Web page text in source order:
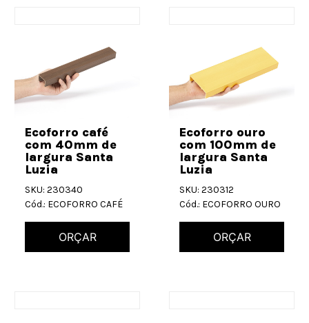
Ecoforro café
com 40mm de
largura Santa
Luzia
SKU: 230340
Cód.: ECOFORRO CAFÉ
ORÇAR
Ecoforro ouro
com 100mm de
largura Santa
Luzia
SKU: 230312
Cód.: ECOFORRO OURO
ORÇAR